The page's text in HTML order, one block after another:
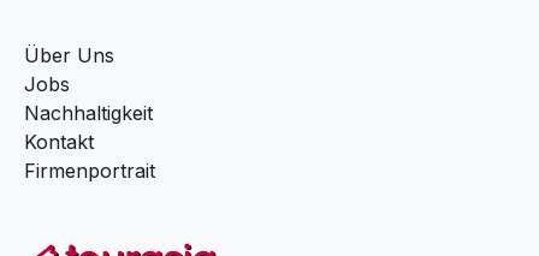
Über Uns
Jobs
Nachhaltigkeit
Kontakt
Firmenportrait